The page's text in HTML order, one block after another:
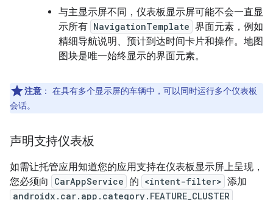
与主显示屏不同，仪表板显示屏可能不会一直显
示所有 NavigationTemplate 界面元素，例如
精细导航说明、预计到达时间卡片和操作。地图
图块是唯一始终显示的界面元素。
注意 ： 在具有多个显示屏的车辆中，可以同时运行多个仪表板
会话。
声明支持仪表板
如需让托管应用知道您的应用支持在仪表板显示屏上呈现，
您必须向
CarAppService 的 <intent-filter> 添加
androidx.car.app.category.FEATURE_CLUSTER